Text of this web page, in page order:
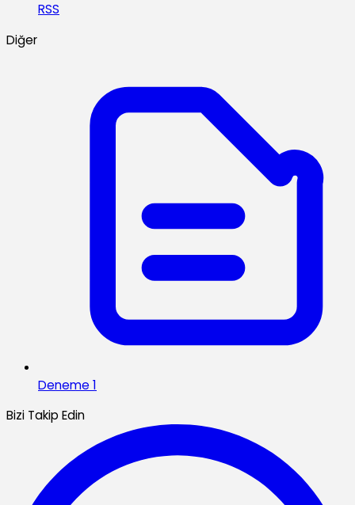
RSS
Diğer
Deneme 1
Bizi Takip Edin